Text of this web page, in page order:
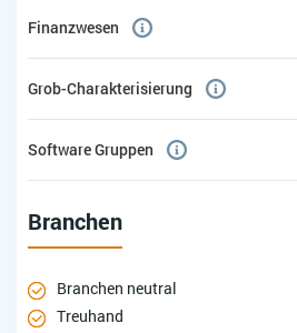
Finanzwesen
Grob-Charakterisierung
Software Gruppen
Branchen
Branchen neutral
Treuhand